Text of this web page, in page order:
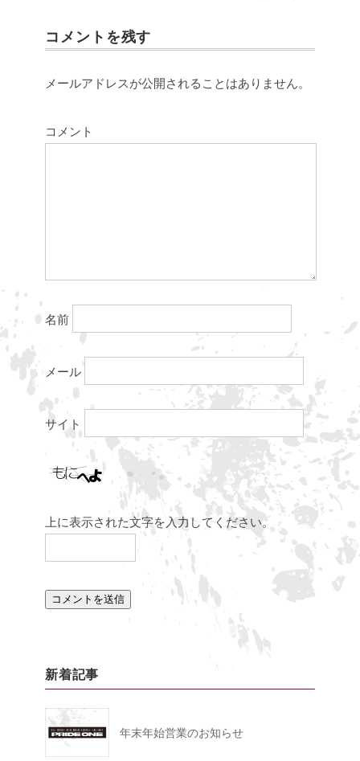
コメントを残す
メールアドレスが公開されることはありません。
コメント
名前
メール
サイト
上に表示された文字を入力してください。
新着記事
年末年始営業のお知らせ